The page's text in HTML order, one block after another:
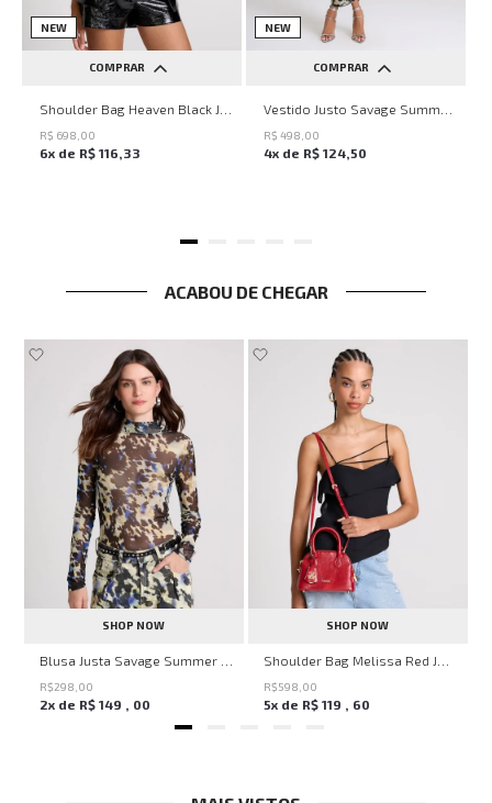
NEW
COMPRAR
UN
R$ 698 00
6x de R$ 116 33
NEW
COMPRAR
PP P M G
R$ 498 00
4x de R$ 124 50
ACABOU DE CHEGAR
SHOP NOW
R$298 00
2x de R$ 149 , 00
SHOP NOW
R$598 00
5x de R$ 119 , 60